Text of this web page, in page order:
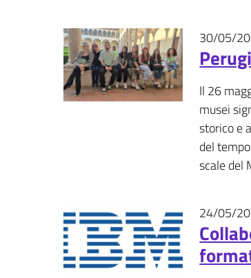
30/05/
Il 26
musei
storico e
del
scale del
24/05/